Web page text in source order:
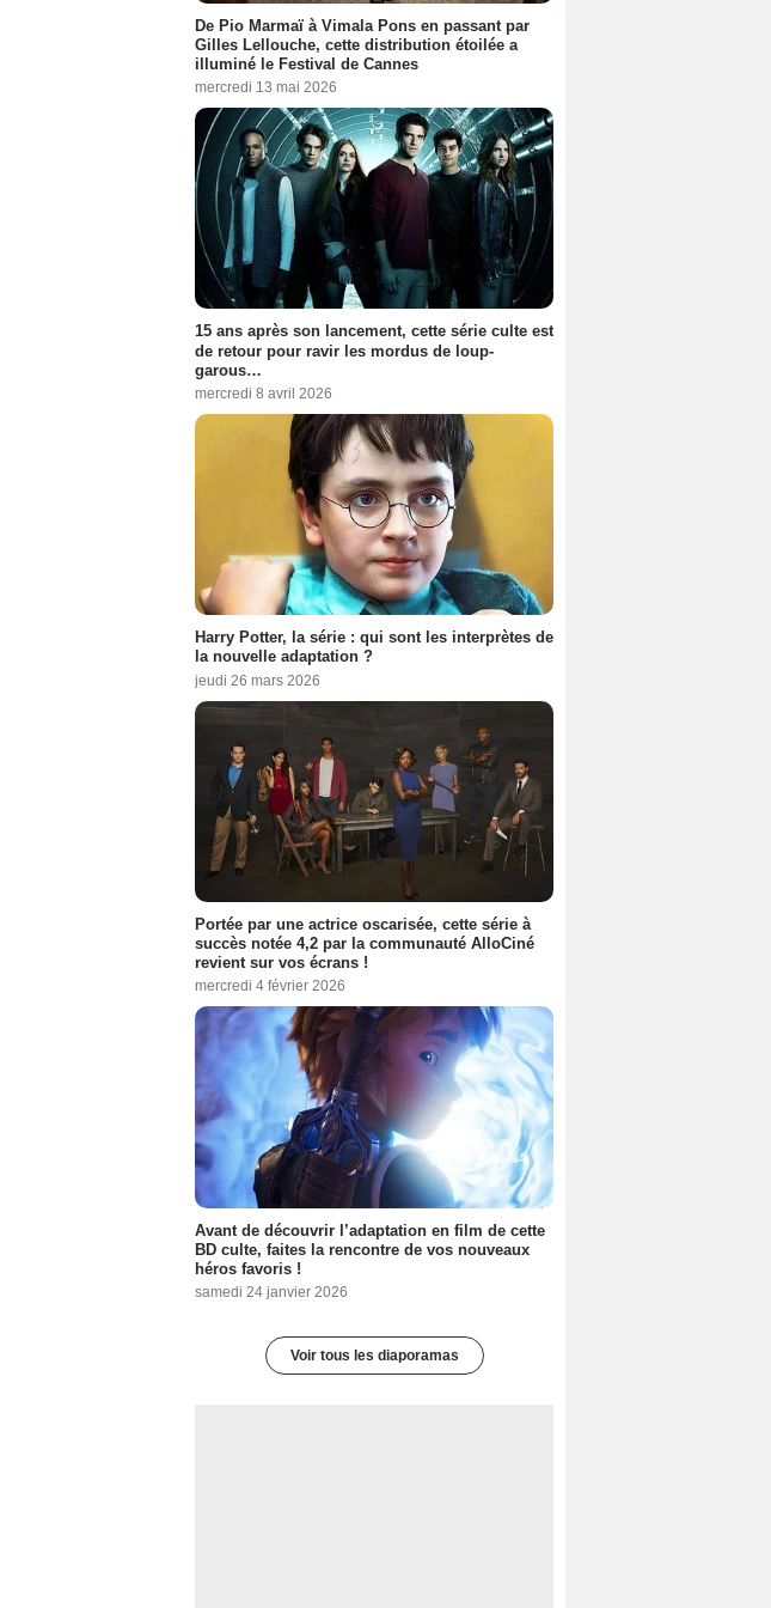
De Pio Marmaï à Vimala Pons en passant par
Gilles Lellouche, cette distribution étoilée a
illuminé le Festival de Cannes
mercredi 13 mai 2026
15 ans après son lancement, cette série culte est
de retour pour ravir les mordus de loup-
garous…
mercredi 8 avril 2026
Harry Potter, la série : qui sont les interprètes de
la nouvelle adaptation ?
jeudi 26 mars 2026
Portée par une actrice oscarisée, cette série à
succès notée 4,2 par la communauté AlloCiné
revient sur vos écrans !
mercredi 4 février 2026
Avant de découvrir l’adaptation en film de cette
BD culte, faites la rencontre de vos nouveaux
héros favoris !
samedi 24 janvier 2026
Voir tous les diaporamas